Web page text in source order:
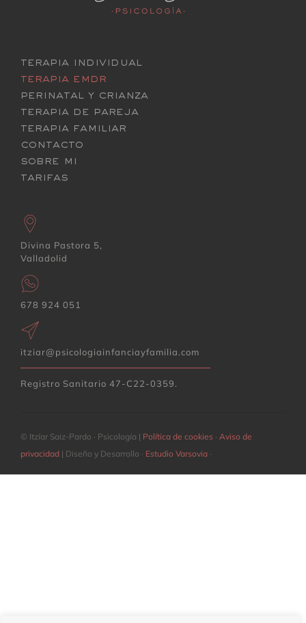
terapia individual
terapia emdr
perinatal y crianza
terapia de pareja
terapia familiar
contacto
sobre mi
tarifas
Divina Pastora 5,
Valladolid
678 924 051
itziar@psicologiainfanciayfamilia.com
Registro Sanitario 47-C22-0359.
© Itzíar Saiz-Pardo · Psicología | Política de cookies· Aviso de
privacidad| Diseño y Desarrollo · Estudio Varsovia·